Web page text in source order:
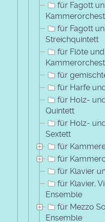
für Fagott
für Fagott
Streichquintett
für Flöte und
für
für Harfe
für Holz-
Quintett
für Holz-
Sextett
für
für
für Klavier
für Klavier,
Ensemble
für Mezzo
Ensemble